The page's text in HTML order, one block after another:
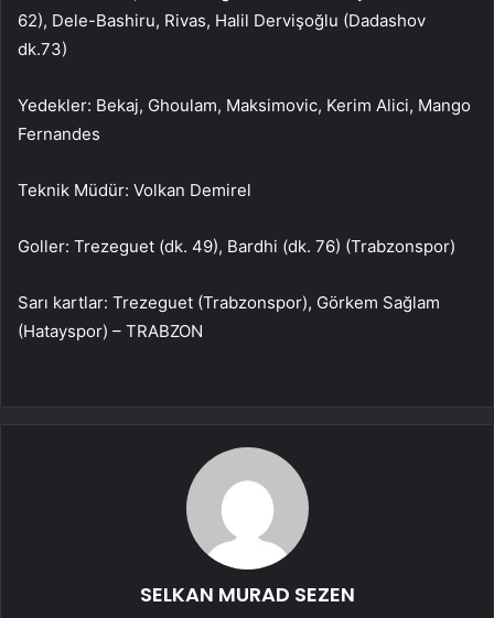
62), Dele-Bashiru, Rivas, Halil Dervişoğlu (Dadashov
dk.73)
Yedekler: Bekaj, Ghoulam, Maksimovic, Kerim Alici, Mango
Fernandes
Teknik Müdür: Volkan Demirel
Goller: Trezeguet (dk. 49), Bardhi (dk. 76) (Trabzonspor)
Sarı kartlar: Trezeguet (Trabzonspor), Görkem Sağlam
(Hatayspor) – TRABZON
SELKAN MURAD SEZEN